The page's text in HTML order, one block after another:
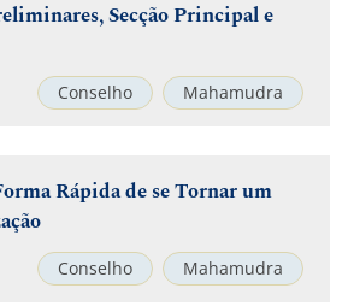
Secção Principal e
Conselho Mahamudra
Rápida de se Tornar um
Conselho Mahamudra